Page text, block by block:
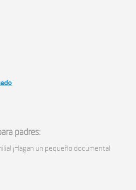
padres:
¡Hagan un pequeño documental